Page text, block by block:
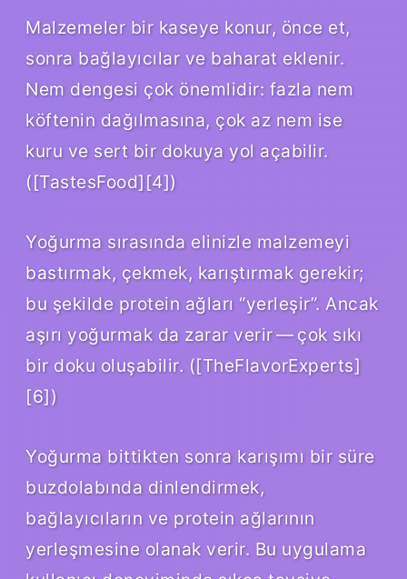
Malzemeler bir kaseye konur, önce et,
sonra bağlayıcılar ve baharat eklenir.
Nem dengesi çok önemlidir: fazla nem
köftenin dağılmasına, çok az nem ise
kuru ve sert bir dokuya yol açabilir.
([TastesFood][4])
Yoğurma sırasında elinizle malzemeyi
bastırmak, çekmek, karıştırmak gerekir;
bu şekilde protein ağları “yerleşir”. Ancak
aşırı yoğurmak da zarar verir — çok sıkı
bir doku oluşabilir. ([TheFlavorExperts]
[6])
Yoğurma bittikten sonra karışımı bir süre
buzdolabında dinlendirmek,
bağlayıcıların ve protein ağlarının
yerleşmesine olanak verir. Bu uygulama